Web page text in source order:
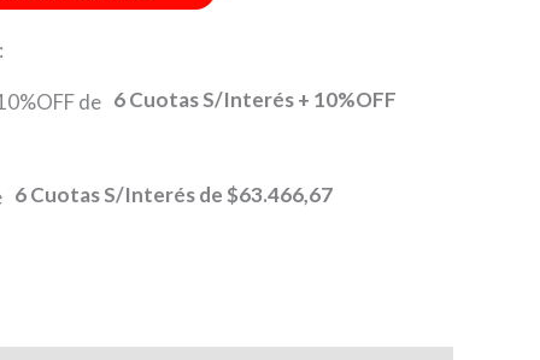
6 Cuotas S/Interés + 10%OFF
6 Cuotas S/Interés de$63.466,67